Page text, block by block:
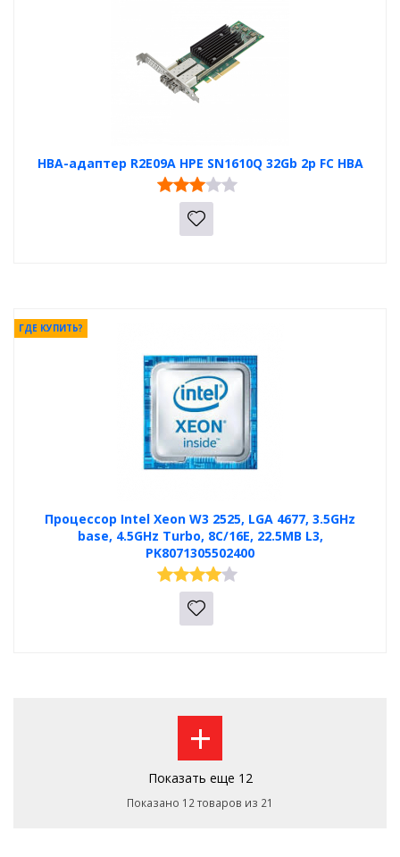
HBA-адаптер R2E09A HPE SN1610Q 32Gb 2p FC HBA
Процессор Intel Xeon W3 2525, LGA 4677, 3.5GHz
base, 4.5GHz Turbo, 8С/16Е, 22.5MB L3,
PK8071305502400
ГДЕ КУПИТЬ?
+
Показать еще 12
Показано 12 товаров из 21